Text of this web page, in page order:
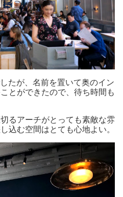
たが、名前を置いて奥のイン
とができたので、待ち時間も
るアーチがとっても素敵な雰
込む空間はとても心地よい。